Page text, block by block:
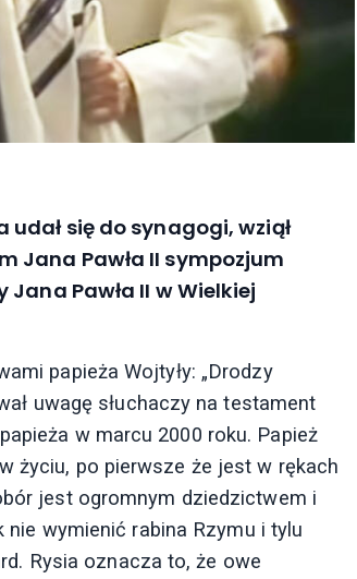
się do synagogi, wziął
Jana Pawła II sympozjum
Pawła II w Wielkiej
papieża Wojtyły: „Drodzy
uwagę słuchaczy na testament
w marcu 2000 roku. Papież
życiu, po pierwsze że jest w rękach
jest ogromnym dziedzictwem i
nie wymienić rabina Rzymu i tylu
Rysia oznacza to, że owe